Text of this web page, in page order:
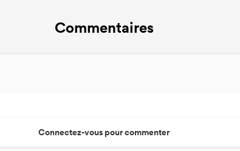
Commentaires
Connectez-vous pour commenter